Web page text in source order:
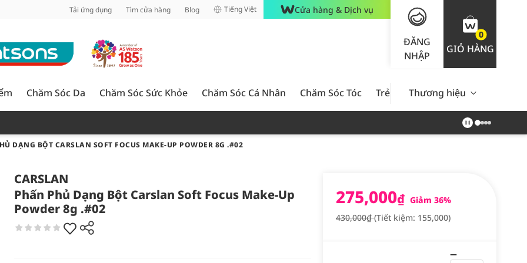
Tải ứng dụng Tìm cửa hàng Blog Tiếng Việt Cửa hàng & Dịch vụ
ĐĂNG
NHẬP
0
GIỎ HÀNG
Chăm Sóc Da Chăm Sóc Sức Khỏe Chăm Sóc Cá Nhân Chăm Sóc Tóc Trẻ Em Nam Giới Chăm Sóc
Thương hiệu
DẠNG BỘT CARSLAN SOFT FOCUS MAKE-UP POWDER 8G .#02
CARSLAN
Phấn Phủ Dạng Bột Carslan Soft Focus Make-Up
Powder 8g .#02
275,000₫ Giảm 36%
430,000₫(Tiết kiệm: 155,000)